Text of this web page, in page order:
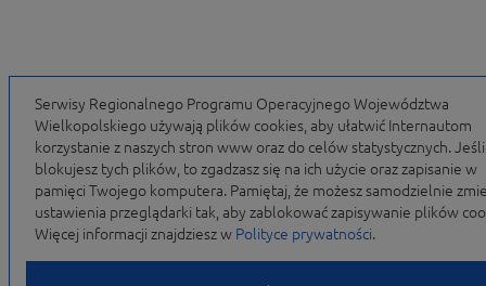
Serwisy Regionalnego Programu Operacyjnego Województwa
Wielkopolskiego używają plików cookies, aby ułatwić Internautom
korzystanie z naszych stron www oraz do celów statystycznych.
blokujesz tych plików, to zgadzasz się na ich użycie oraz zapisanie w
pamięci Twojego komputera. Pamiętaj, że możesz samodzielnie
ustawienia przeglądarki tak, aby zablokować zapisywanie plików
Więcej informacji znajdziesz w Polityce prywatności.